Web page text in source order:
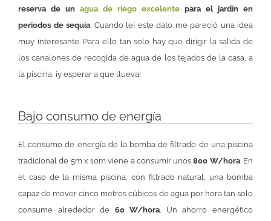
reserva de un agua de riego excelente para el jardín en
periodos de sequía. Cuando leí este dato me pareció una idea
muy interesante. Para ello tan solo hay que dirigir la salida de
los canalones de recogida de agua de los tejados de la casa, a
la piscina, ¡y esperar a que llueva!
Bajo consumo de energía
El consumo de energía de la bomba de filtrado de una piscina
tradicional de 5m x 10m viene a consumir unos800 W/hora. En
el caso de la misma piscina, con filtrado natural, una bomba
capaz de mover cinco metros cúbicos de agua por hora tan solo
consume alrededor de 60 W/hora. Un ahorro energético